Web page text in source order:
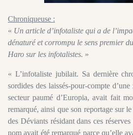
Chroniqueuse :
« Un article d’infotaliste qui a de
dénaturé et corrompu le sens premier
Haro sur les infotalistes. »
« L’infotaliste jubilait. Sa dernière
sordides des laissés-pour-compte
secteur paumé d’Europia, avait fait
remarqué, ainsi que son reportage sur
des Déviants résidant dans ces
nom avait été remarqué parce qu’elle